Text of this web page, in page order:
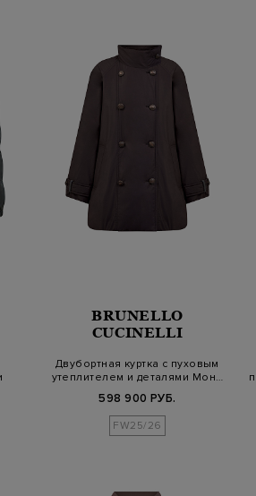
BRUNELLO
CUCINELLI
Двубортная куртка с пуховым
утеплителем и деталями Мон…
598 900 РУБ.
FW25/26